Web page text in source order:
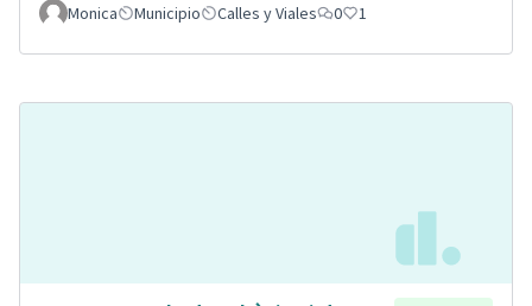
Monica Municipio Calles y Viales 0 1